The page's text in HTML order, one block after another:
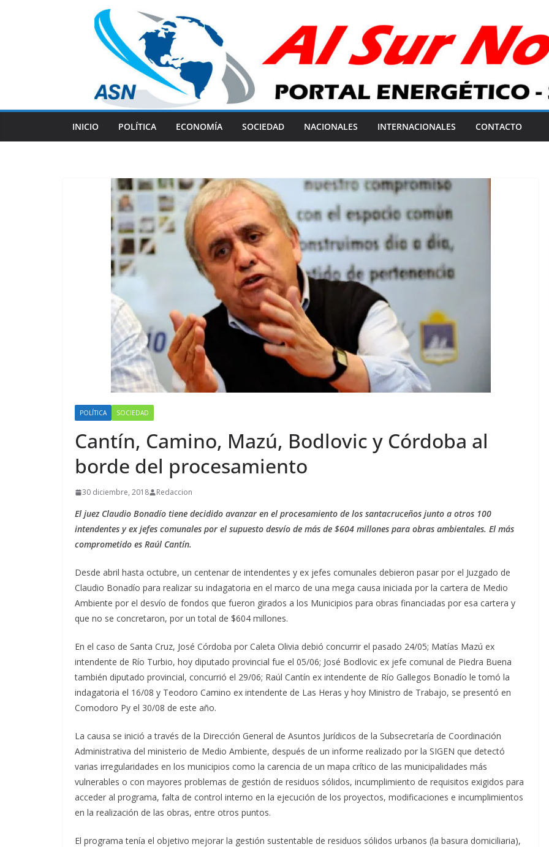
INICIO POLÍTICA ECONOMÍA SOCIEDAD NACIONALES INTERNACIONALES CONTACTO
POLÍTICA SOCIEDAD
Cantín, Camino, Mazú, Bodlovic y Córdoba al
borde del procesamiento
30 diciembre, 2018 Redaccion
El juez Claudio Bonadío tiene decidido avanzar en el procesamiento de los santacruceños junto a otros 100
intendentes y ex jefes comunales por el supuesto desvío de más de $604 millones para obras ambientales. El más
comprometido es Raúl Cantín.
Desde abril hasta octubre, un centenar de intendentes y ex jefes comunales debieron pasar por el Juzgado de
Claudio Bonadío para realizar su indagatoria en el marco de una mega causa iniciada por la cartera de Medio
Ambiente por el desvío de fondos que fueron girados a los Municipios para obras financiadas por esa cartera y
que no se concretaron, por un total de $604 millones.
En el caso de Santa Cruz, José Córdoba por Caleta Olivia debió concurrir el pasado 24/05; Matías Mazú ex
intendente de Río Turbio, hoy diputado provincial fue el 05/06; José Bodlovic ex jefe comunal de Piedra Buena
también diputado provincial, concurrió el 29/06; Raúl Cantín ex intendente de Río Gallegos Bonadío le tomó la
indagatoria el 16/08 y Teodoro Camino ex intendente de Las Heras y hoy Ministro de Trabajo, se presentó en
Comodoro Py el 30/08 de este año.
La causa se inició a través de la Dirección General de Asuntos Jurídicos de la Subsecretaría de Coordinación
Administrativa del ministerio de Medio Ambiente, después de un informe realizado por la SIGEN que detectó
varias irregularidades en los municipios como la carencia de un mapa crítico de las municipalidades más
vulnerables o con mayores problemas de gestión de residuos sólidos, incumplimiento de requisitos exigidos para
acceder al programa, falta de control interno en la ejecución de los proyectos, modificaciones e incumplimientos
en la realización de las obras, entre otros puntos.
El programa tenía el objetivo mejorar la gestión sustentable de residuos sólidos urbanos (la basura domiciliaria),